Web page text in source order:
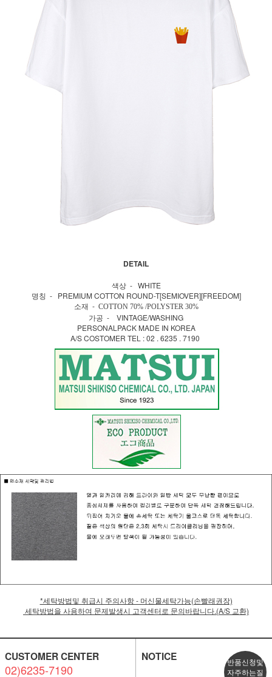
DETAIL
색상 - WHITE
명칭 - PREMIUM COTTON ROUND-T[SEMIOVER][FREEDOM]
소재 - COTTON 70% /POLYSTER 30%
가공 - VINTAGE/WASHING
PERSONALPACK MADE IN KOREA
A/S COSTOMER TEL : 02 . 6235 . 7190
*세탁방법및 취급시 주의사항 - 머신물세탁가능(손빨래권장)
세탁방법을 사용하여 문제발생시 고객센터로 문의바랍니다.(A/S 교환)
CUSTOMER CENTER
02)6235-7190
NOTICE
반품신청및
자주하는질